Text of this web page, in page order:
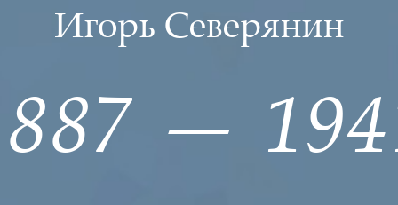
Игорь Северянин
—